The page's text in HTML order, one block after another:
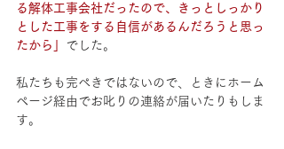
る解体工事会社だったので、きっとしっかり
とした工事をする自信があるんだろうと思っ
たから」
でした。
私たちも完ぺきではないので、ときにホーム
ページ経由でお叱りの連絡が届いたりもしま
す。